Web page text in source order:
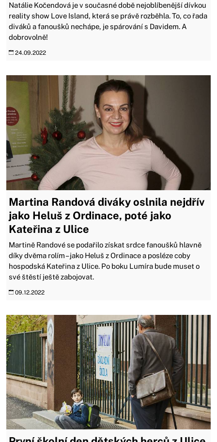
Natálie Kočendová je v současné době nejoblíbenější dívkou
reality show Love Island, která se právě rozběhla. To, co řada
diváků a fanoušků nechápe, je spárování s Davidem. A
dobrovolně!
24.09.2022
Martina Randová diváky oslnila nejdřív
jako Heluš z Ordinace, poté jako
Kateřina z Ulice
Martině Randové se podařilo získat srdce fanoušků hlavně
díky dvěma rolím – jako Heluš z Ordinace a posléze coby
hospodská Kateřina z Ulice. Po boku Lumíra bude muset o
své štěstí ještě zabojovat.
09.12.2022